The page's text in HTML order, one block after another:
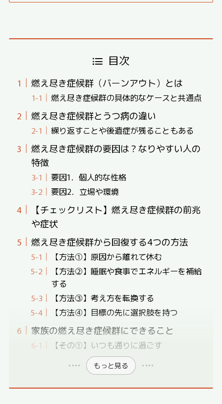
目次
燃え尽き症候群（バーンアウト）とは
燃え尽き症候群の具体的なケースと共通点
燃え尽き症候群とうつ病の違い
繰り返すことや後遺症が残ることもある
燃え尽き症候群の要因は？なりやすい人の
特徴
要因1．個人的な性格
要因2．立場や環境
【チェックリスト】燃え尽き症候群の前兆
や症状
燃え尽き症候群から回復する4つの方法
【方法①】原因から離れて休む
【方法②】睡眠や食事でエネルギーを補給
する
【方法③】考え方を転換する
【方法④】目標の先に選択肢を持つ
家族の燃え尽き症候群にできること
【その①】いつも通りに過ごす
もっと見る